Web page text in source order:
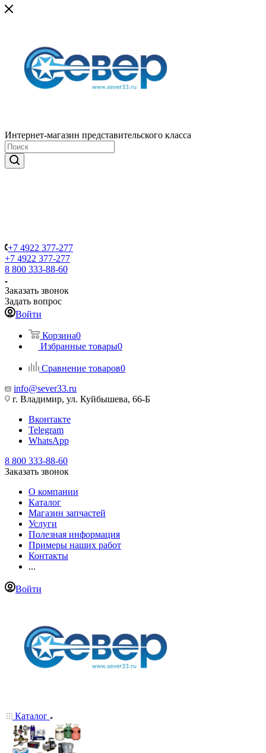
Интернет-магазин представительского класса
+7 4922 377-277
+7 4922 377-277
8 800 333-88-60
Заказать звонок
Задать вопрос
Войти
Корзина0
Избранные товары0
Сравнение товаров0
info@sever33.ru
г. Владимир, ул. Куйбышева, 66-Б
Вконтакте
Telegram
WhatsApp
8 800 333-88-60
Заказать звонок
О компании
Каталог
Магазин запчастей
Услуги
Полезная информация
Примеры наших работ
Контакты
...
Войти
Каталог